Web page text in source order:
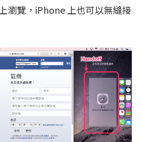
瀏覽，iPhone 上也可以無縫接